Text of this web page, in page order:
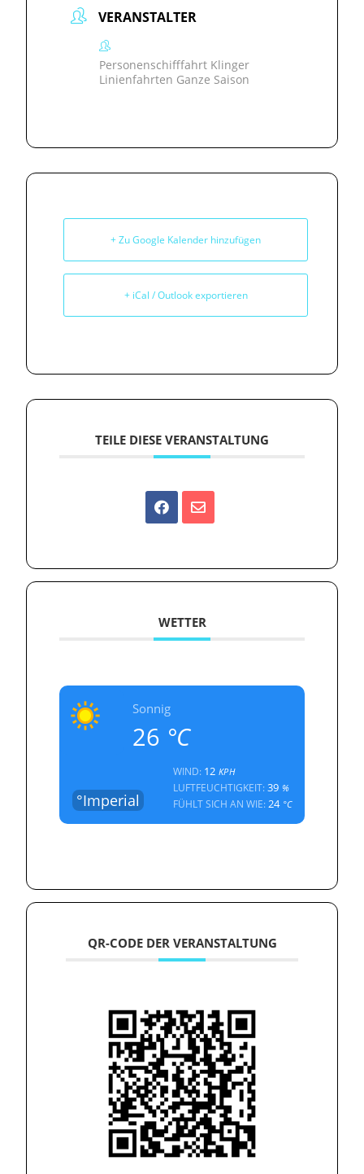
VERANSTALTER
Personenschifffahrt Klinger
Linienfahrten Ganze Saison
+ Zu Google Kalender hinzufügen
+ iCal / Outlook exportieren
TEILE DIESE VERANSTALTUNG
WETTER
Sonnig
26 °C
°Imperial
WIND: 12 KPH
LUFTFEUCHTIGKEIT:39 %
FÜHLT SICH AN WIE:24°C
QR-CODE DER VERANSTALTUNG